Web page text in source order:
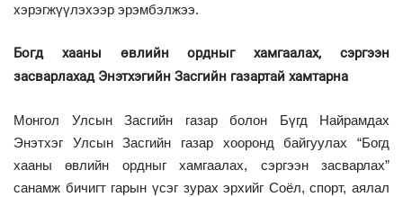
хэрэгжүүлэхээр эрэмбэлжээ.
Богд хааны өвлийн ордныг хамгаалах, сэргээн
засварлахад Энэтхэгийн Засгийн газартай хамтарна
Монгол Улсын Засгийн газар болон Бүгд Найрамдах
Энэтхэг Улсын Засгийн газар хооронд байгуулах “Богд
хааны өвлийн ордныг хамгаалах, сэргээн засварлах”
санамж бичигт гарын үсэг зурах эрхийг Соёл, спорт, аялал